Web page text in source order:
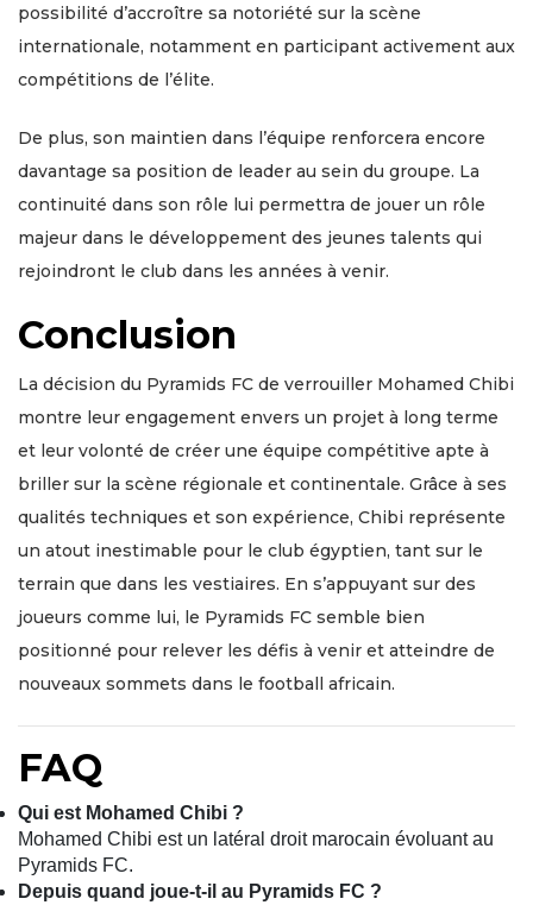
possibilité d’accroître sa notoriété sur la scène
internationale, notamment en participant activement aux
compétitions de l’élite.
De plus, son maintien dans l’équipe renforcera encore
davantage sa position de leader au sein du groupe. La
continuité dans son rôle lui permettra de jouer un rôle
majeur dans le développement des jeunes talents qui
rejoindront le club dans les années à venir.
Conclusion
La décision du Pyramids FC de verrouiller Mohamed Chibi
montre leur engagement envers un projet à long terme
et leur volonté de créer une équipe compétitive apte à
briller sur la scène régionale et continentale. Grâce à ses
qualités techniques et son expérience, Chibi représente
un atout inestimable pour le club égyptien, tant sur le
terrain que dans les vestiaires. En s’appuyant sur des
joueurs comme lui, le Pyramids FC semble bien
positionné pour relever les défis à venir et atteindre de
nouveaux sommets dans le football africain.
FAQ
Qui est Mohamed Chibi ?
Mohamed Chibi est un latéral droit marocain évoluant au
Pyramids FC.
Depuis quand joue-t-il au Pyramids FC ?